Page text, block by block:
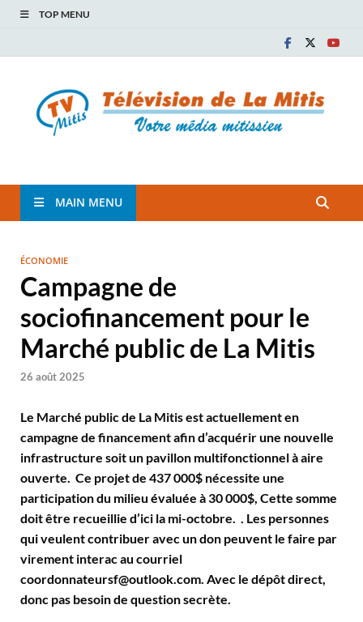
TOP MENU
TVM
MAIN MENU
ÉCONOMIE
Campagne de
sociofinancement pour le
Marché public de La Mitis
26 août 2025
Le Marché public de La Mitis est actuellement en
campagne de financement afin d’acquérir une nouvelle
infrastructure soit un pavillon multifonctionnel à aire
ouverte. Ce projet de 437 000$ nécessite une
participation du milieu évaluée à 30 000$, Cette somme
doit être recueillie d’ici la mi-octobre. . Les personnes
qui veulent contribuer avec un don peuvent le faire par
virement interac au courriel
coordonnateursf@outlook.com. Avec le dépôt direct,
donc pas besoin de question secrète.